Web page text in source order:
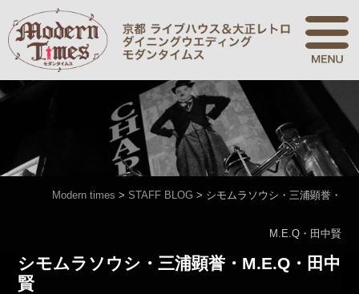
Modern times > STAFF BLOG > シモムラソウシ・三浦顕誉・
M.E.Q・田中賢
シモムラソウシ・三浦顕誉・M.E.Q・田中
賢